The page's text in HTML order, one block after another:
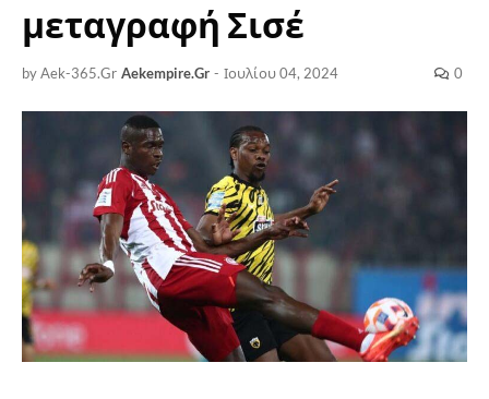
μεταγραφή Σισέ
by Aek-365.Gr Aekempire.Gr - Ιουλίου 04, 2024 0